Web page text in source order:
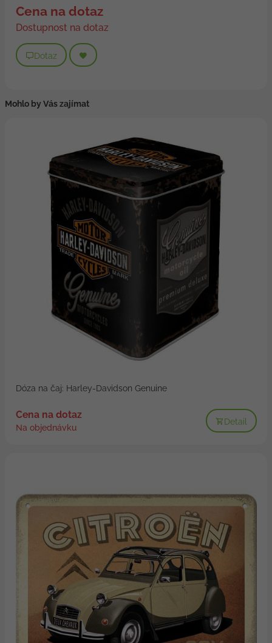
Cena na dotaz
Dostupnost na dotaz
Dotaz
Mohlo by Vás zajímat
Dóza na čaj: Harley-Davidson Genuine
Cena na dotaz
Na objednávku
Detail